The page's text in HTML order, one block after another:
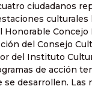
ciudadanos
culturales
Honorable Concejo
del Consejo
del Instituto
de acción
desarrollen. Las